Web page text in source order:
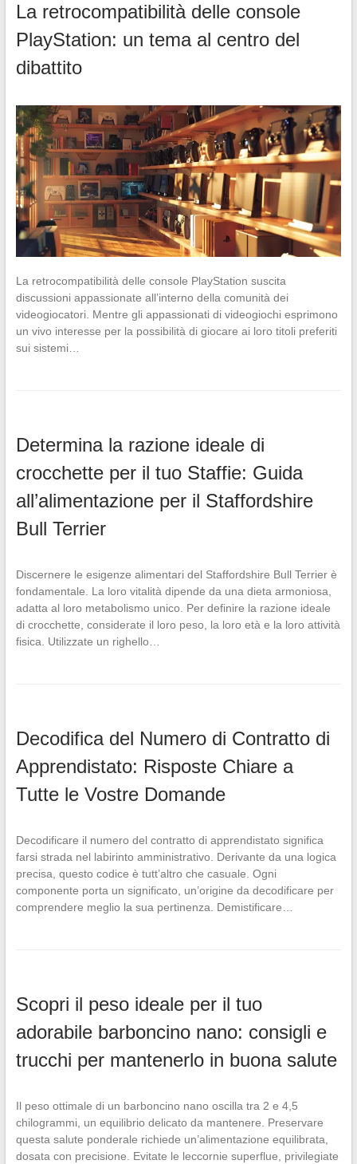
La retrocompatibilità delle console
PlayStation: un tema al centro del
dibattito
La retrocompatibilità delle console PlayStation suscita
discussioni appassionate all’interno della comunità dei
videogiocatori. Mentre gli appassionati di videogiochi esprimono
un vivo interesse per la possibilità di giocare ai loro titoli preferiti
sui sistemi…
Determina la razione ideale di
crocchette per il tuo Staffie: Guida
all’alimentazione per il Staffordshire
Bull Terrier
Discernere le esigenze alimentari del Staffordshire Bull Terrier è
fondamentale. La loro vitalità dipende da una dieta armoniosa,
adatta al loro metabolismo unico. Per definire la razione ideale
di crocchette, considerate il loro peso, la loro età e la loro attività
fisica. Utilizzate un righello…
Decodifica del Numero di Contratto di
Apprendistato: Risposte Chiare a
Tutte le Vostre Domande
Decodificare il numero del contratto di apprendistato significa
farsi strada nel labirinto amministrativo. Derivante da una logica
precisa, questo codice è tutt’altro che casuale. Ogni
componente porta un significato, un’origine da decodificare per
comprendere meglio la sua pertinenza. Demistificare…
Scopri il peso ideale per il tuo
adorabile barboncino nano: consigli e
trucchi per mantenerlo in buona salute
Il peso ottimale di un barboncino nano oscilla tra 2 e 4,5
chilogrammi, un equilibrio delicato da mantenere. Preservare
questa salute ponderale richiede un’alimentazione equilibrata,
dosata con precisione. Evitate le leccornie superflue, privilegiate